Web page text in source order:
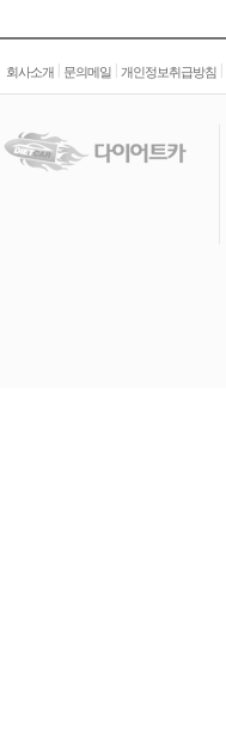
회사소개 문의메일 개인정보취급방침